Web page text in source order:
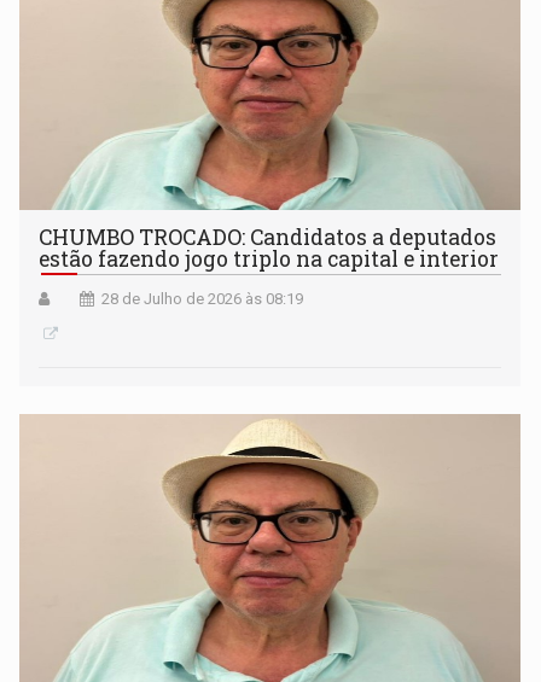
CHUMBO TROCADO: Candidatos a deputados
estão fazendo jogo triplo na capital e interior
28 de Julho de 2026 às 08:19